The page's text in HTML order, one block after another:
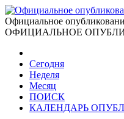
Официальное
ОФИЦИАЛЬНОЕ
Сегодня
Неделя
Месяц
ПОИСК
КАЛЕНДАРЬ